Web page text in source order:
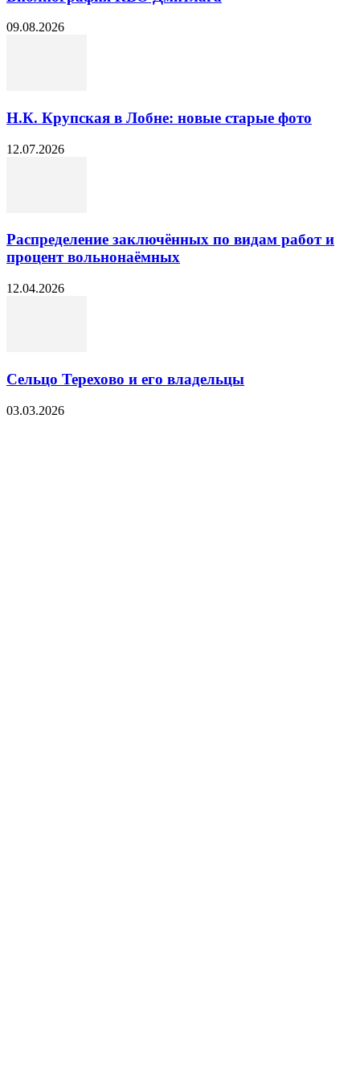
09.08.2026
Н.К. Крупская в Лобне: новые старые фото
12.07.2026
Распределение заключённых по видам работ и
процент вольнонаёмных
12.04.2026
Сельцо Терехово и его владельцы
03.03.2026